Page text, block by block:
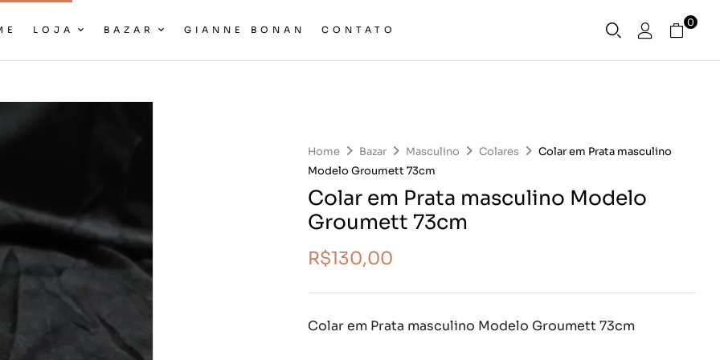
LOJA BAZAR GIANNE BONAN CONTATO
0
Home Bazar Masculino Colares
Colar em Prata masculino
Modelo Groumett 73cm
Colar em Prata masculino Modelo
Groumett 73cm
R$130,00
Colar em Prata masculino Modelo Groumett 73cm